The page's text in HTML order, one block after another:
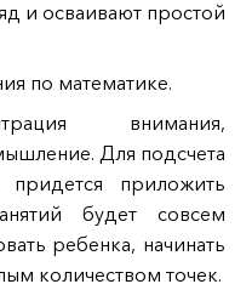
и осваивают простой
по математике.
внимания,
Для подсчета
приложить
будет совсем
ребенка, начинать
количеством точек.